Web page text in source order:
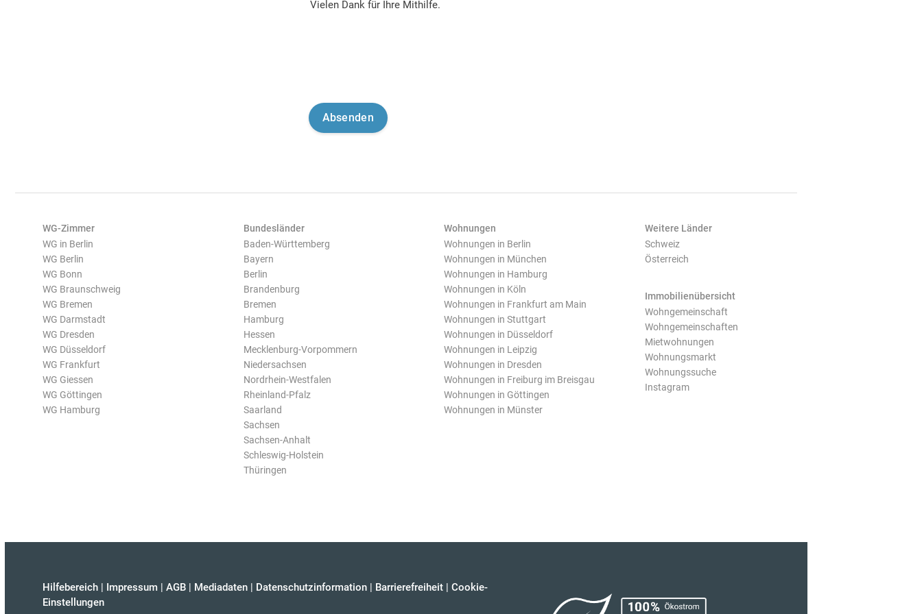
Vielen Dank für Ihre Mithilfe.
WG-Zimmer
WG in Berlin
WG Berlin
WG Bonn
WG Braunschweig
WG Bremen
WG Darmstadt
WG Dresden
WG Düsseldorf
WG Frankfurt
WG Giessen
WG Göttingen
WG Hamburg
Bundesländer
Baden-Württemberg
Bayern
Berlin
Brandenburg
Bremen
Hamburg
Hessen
Mecklenburg-Vorpommern
Niedersachsen
Nordrhein-Westfalen
Rheinland-Pfalz
Saarland
Sachsen
Sachsen-Anhalt
Schleswig-Holstein
Thüringen
Wohnungen
Wohnungen in Berlin
Wohnungen in München
Wohnungen in Hamburg
Wohnungen in Köln
Wohnungen in Frankfurt am Main
Wohnungen in Stuttgart
Wohnungen in Düsseldorf
Wohnungen in Leipzig
Wohnungen in Dresden
Wohnungen in Freiburg im Breisgau
Wohnungen in Göttingen
Wohnungen in Münster
Weitere Länder
Schweiz
Österreich
Immobilienübersicht
Wohngemeinschaft
Wohngemeinschaften
Mietwohnungen
Wohnungsmarkt
Wohnungssuche
Instagram
Hilfebereich | Impressum | AGB | Mediadaten | Datenschutzinformation | Barrierefreiheit | Cookie-
Einstellungen